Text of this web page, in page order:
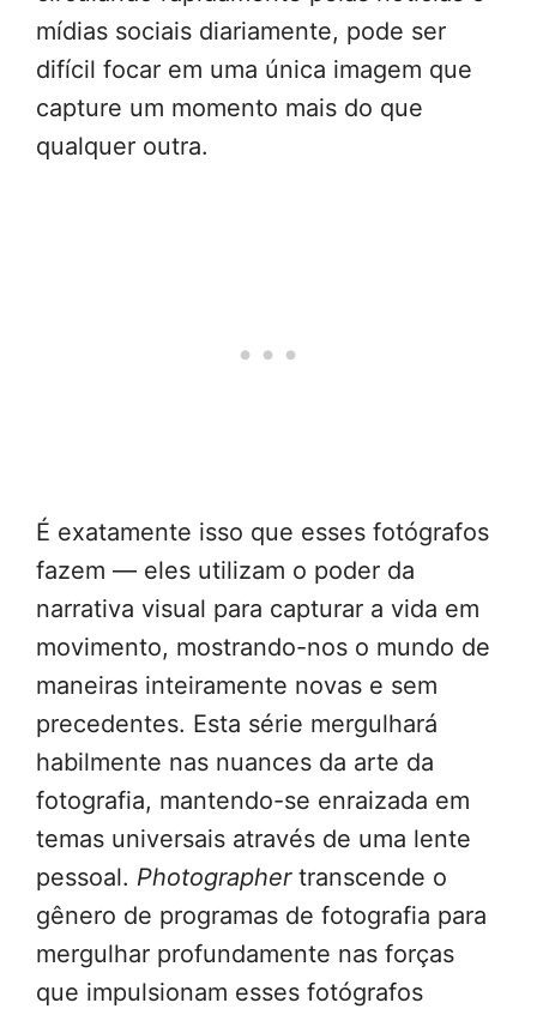
mídias sociais diariamente, pode ser
difícil focar em uma única imagem que
capture um momento mais do que
qualquer outra.
É exatamente isso que esses fotógrafos
fazem — eles utilizam o poder da
narrativa visual para capturar a vida em
movimento, mostrando-nos o mundo de
maneiras inteiramente novas e sem
precedentes. Esta série mergulhará
habilmente nas nuances da arte da
fotografia, mantendo-se enraizada em
temas universais através de uma lente
pessoal. Photographertranscende o
gênero de programas de fotografia para
mergulhar profundamente nas forças
que impulsionam esses fotógrafos